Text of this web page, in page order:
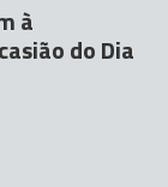
à
do Dia